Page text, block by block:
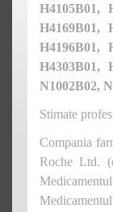
H4105B01,
H4169B01,
H4196B01,
H4303B01,
N1002B02,
Stimate
Compania
Roche Ltd.